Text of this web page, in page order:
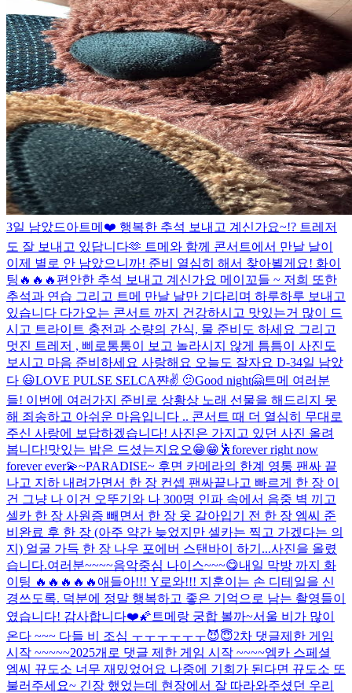
3일 남았드아트메❤️ 행복한 추석 보내고 계신가요~!? 트레저
도 잘 보내고 있답니다🫶 트메와 함께 콘서트에서 만날 날이
이제 별로 안 남았으니까! 준비 열심히 해서 찾아뵐게요! 화이
팅🔥🔥🔥 편안한 추석 보내고 계신가요 메이꼬들 ~ 저희 또한
추석과 연습 그리고 트메 만날 날만 기다리며 하루하루 보내고
있습니다 다가오는 콘서트 까지 건강하시고 맛있는거 많이 드
시고 트라이트 충전과 소량의 간식, 물 준비도 하세요 그리고
멋진 트레저 , 삐로통통이 보고 놀라시지 않게 틈틈이 사진도
보시고 마음 준비하세요 사랑해요 오늘도 잘자요 D-34일 남았
다 😃LOVE PULSE SELCA쨘✌️ 🫤Good night🤗트메 여러분
들! 이번에 여러가지 준비로 상황상 노래 선물을 해드리지 못
해 죄송하고 아쉬운 마음입니다 .. 콘서트 때 더 열심히 무대로
주신 사랑에 보답하겠습니다! 사진은 가지고 있던 사진 올려
봅니다!맛있는 밥은 드셨는지요오😁😁 🕺forever right now
forever ever💫~PARADISE~ 후면 카메라의 한계 영통 팬싸 끝
나고 지하 내려가면서 한 장 컨셉 팬싸끝나고 빠르게 한 장 이
건 그냥 나 이건 오뚜기와 나 300명 인파 속에서 음중 벽 끼고
셀카 한 장 사원증 빼면서 한 장 옷 갈아입기 전 한 장 엠씨 준
비완료 후 한 장 (아주 약간 늦었지만 셀카는 찍고 가겠다는 의
지) 얼굴 가득 한 장 나우 포에버 스탠바이 하기...사진을 올렸
습니다.여러분~~~~음악중심 나이스~~~😋내일 막방 까지 화
이팅 🔥🔥🔥🔥🔥 애들아!!! Y로와!!! 지훈이는 손 디테일을 신
경쓰도록. 덕분에 정말 행복하고 좋은 기억으로 남는 촬영들이
였습니다! 감사합니다❤️🌠 트메랑 궁합 볼까~서울 비가 많이
온다 ~~~ 다들 비 조심 ㅜㅜㅜㅜㅜㅜ😈😇2차 댓글제한 게임
시작 ~~~~~2025개로 댓글 제한 게임 시작 ~~~~엠카 스페셜
엠씨 뀨도소 너무 재밌었어요 나중에 기회가 된다면 뀨도소 또
불러주세요~ 긴장 했었는데 현장에서 잘 따라와주셨던 우리